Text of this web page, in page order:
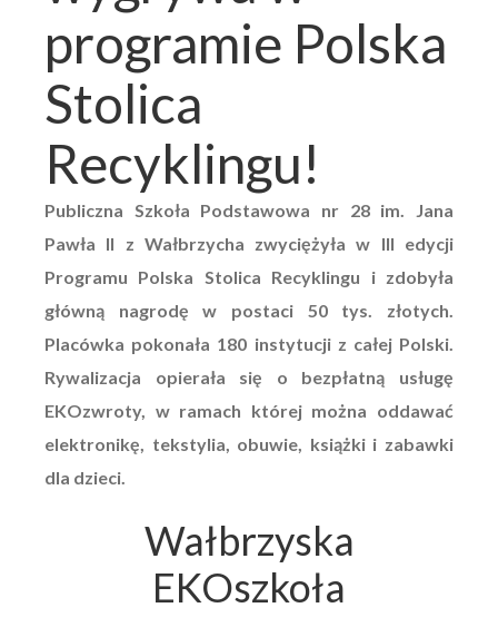
programie Polska
Stolica
Recyklingu!
Publiczna Szkoła Podstawowa nr 28 im. Jana
Pawła II z Wałbrzycha zwyciężyła w III edycji
Programu Polska Stolica Recyklingu i zdobyła
główną nagrodę w postaci 50 tys. złotych.
Placówka pokonała 180 instytucji z całej Polski.
Rywalizacja opierała się o bezpłatną usługę
EKOzwroty, w ramach której można oddawać
elektronikę, tekstylia, obuwie, książki i zabawki
dla dzieci.
Wałbrzyska
EKOszkoła